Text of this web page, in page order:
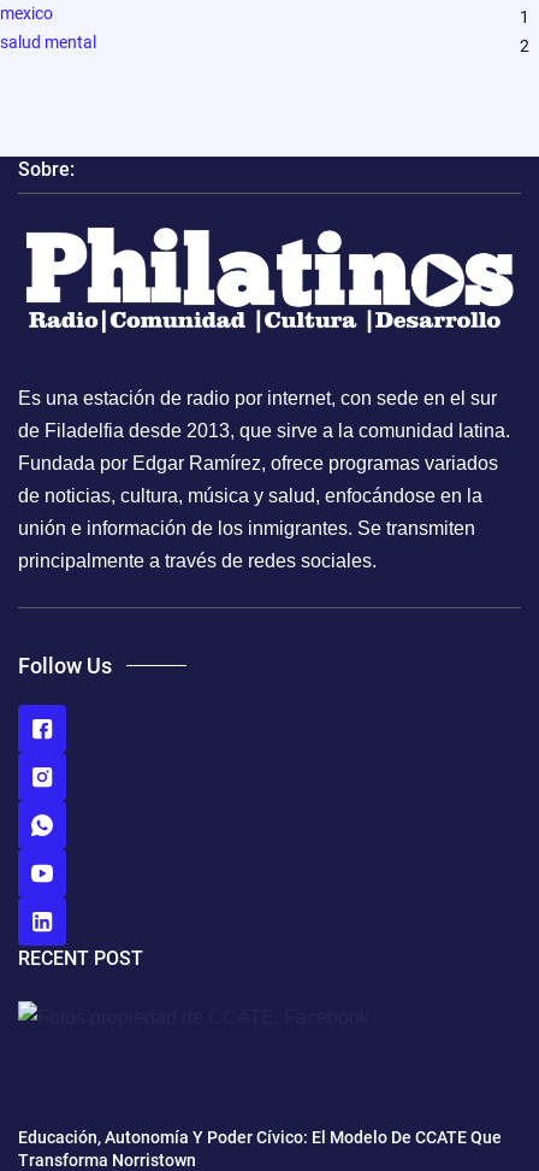
mexico
1
salud mental
2
Sobre:
Es una estación de radio por internet, con sede en el sur
de Filadelfia desde 2013, que sirve a la comunidad latina.
Fundada por Edgar Ramírez, ofrece programas variados
de noticias, cultura, música y salud, enfocándose en la
unión e información de los inmigrantes. Se transmiten
principalmente a través de redes sociales.
Follow Us
RECENT POST
Educación, Autonomía Y Poder Cívico: El Modelo De CCATE Que
Transforma Norristown